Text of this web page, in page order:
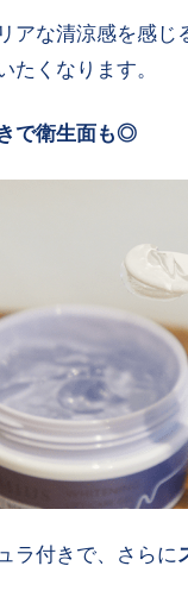
アな清涼感を感じ
たくなります。
で衛生面も◎
ラ付きで、さらに